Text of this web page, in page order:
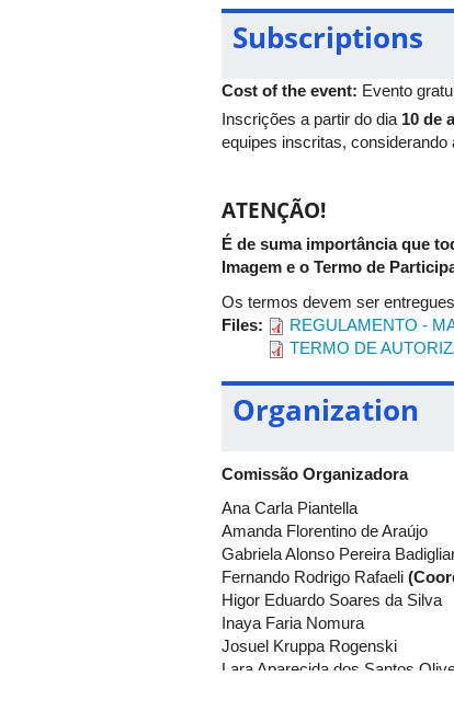
Como resultado, espera-se
básica.
Subscriptions
Cost of the event: Evento
Inscrições a partir do dia 10 de
equipes inscritas,
ATENÇÃO!
É de suma importância que
Imagem e o Termo de
Os termos devem ser
Files:
REGULAMENTO -
TERMO DE
Organization
Comissão Organizadora
Ana Carla Piantella
Amanda Florentino de Araújo
Gabriela Alonso Pereira
Fernando Rodrigo Rafaeli
Higor Eduardo Soares da Silva
Inaya Faria Nomura
Josuel Kruppa Rogenski
Lara Aparecida dos Santos